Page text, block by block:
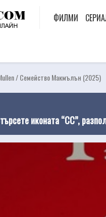
ФИЛМИ
/ Семейство Макмълън (2025)
иконата “CC”,